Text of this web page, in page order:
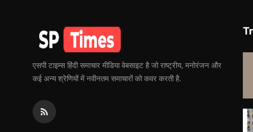
एसपी टाइम्स हिंदी समाचार मीडिया वेबसाइट है जो राष्ट्रीय, मनोरंजन और
कई अन्य श्रेणियों में नवीनतम समाचारों को कवर करती है.